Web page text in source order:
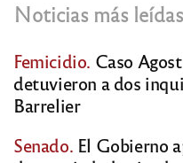
Noticias más leídas
Femicidio. Caso
detuvieron a dos
Barrelier
Senado. El Gobierno